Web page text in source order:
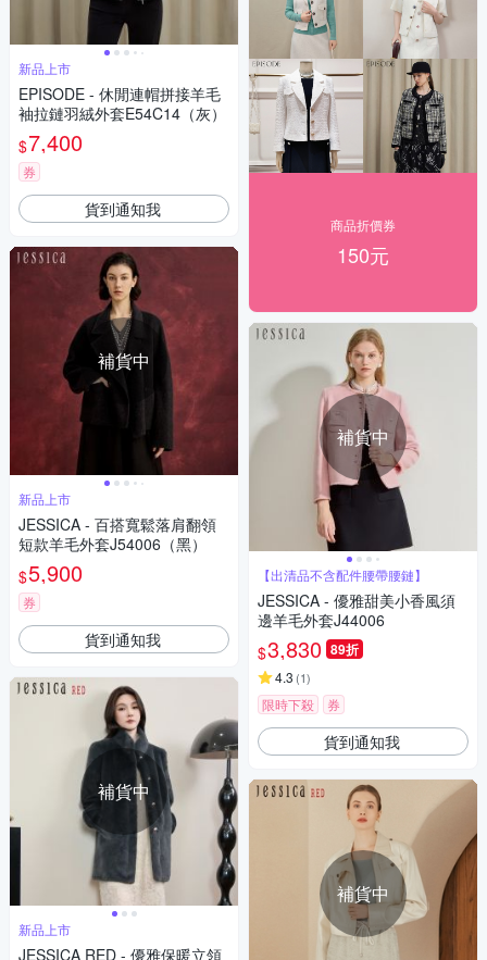
新品上市
EPISODE - 休閒連帽拼接羊毛
袖拉鏈羽絨外套E54C14（灰）
$7,400
券
貨到通知我
補貨中
新品上市
JESSICA - 百搭寬鬆落肩翻領
短款羊毛外套J54006（黑）
$5,900
券
貨到通知我
補貨中
新品上市
JESSICA RED - 優雅保暖立領
商品折價券
150元
補貨中
【出清品不含配件腰帶腰鏈】
JESSICA - 優雅甜美小香風須
邊羊毛外套J44006
$3,830 89折
4.3 (1)
限時下殺 券
貨到通知我
補貨中